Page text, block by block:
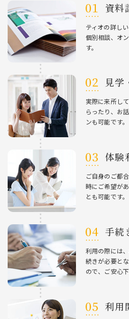
資料
ティオの詳し
個別相談、オ
す。
⾒学
実際に来所し
らったり、お
ンも可能です。
体験
ご⾃⾝のご都
時にご希望が
とも可能です。
⼿続
利⽤の際には
続きが必要と
ので、ご安⼼下
利⽤